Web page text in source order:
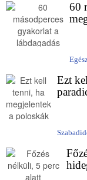
60
Ezt